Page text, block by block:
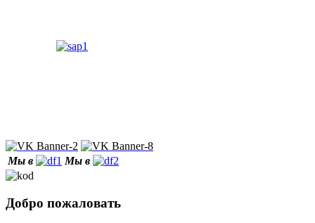
Мы в Мы в
Добро пожаловать